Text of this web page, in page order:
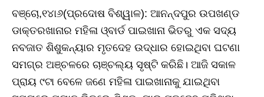
ବଞ୍ଚୋ,୧୪ା୬(ପ୍ରଦୋଷ ବିଶ୍ୱାଳ): ଆନନ୍ଦପୁର ଉପଖଣ୍ଡ
ଡାକ୍ତରଖାନାର ମହିଳା ଓ୍ବାର୍ଡ ପାଇଖାନା ଭିତରୁ ଏକ ସଦ୍ୟ
ନବଜାତ ଶିଶୁକନ୍ୟାର ମୃତଦେହ ଉଦ୍ଧାର ହୋଇଥିବା ଘଟଣା
ସମଗ୍ର ଅଞ୍ଚଳରେ ଚାଞ୍ଚଲ୍ୟ ସୃଷ୍ଟି କରିଛି। ଆଜି ସକାଳ
ପ୍ରାୟ ୯ଟା ବେଳେ ଜଣେ ମହିଳା ପାଇଖାନାକୁ ଯାଇଥିବା